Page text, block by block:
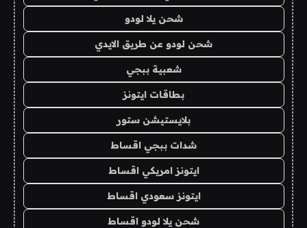
شحن يلا لودو
شحن لودو عن طريق الايدي
شعبية ببجي
بطاقات ايتونز
بلايستيشن ستور
شدات ببجي اقساط
ايتونز امريكي اقساط
ايتونز سعودي اقساط
شحن يلا لودو اقساط